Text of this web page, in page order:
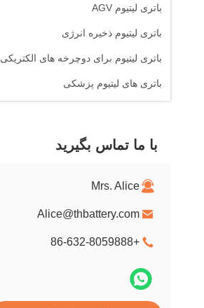
باتری لیتیوم AGV
باتری لیتیوم ذخیره انرژی
باتری لیتیوم برای دوچرخه های الکتریکی
باتری های لیتیوم پزشکی
با ما تماس بگیرید
Mrs. Alice
Alice@thbattery.com
+86-632-8059888